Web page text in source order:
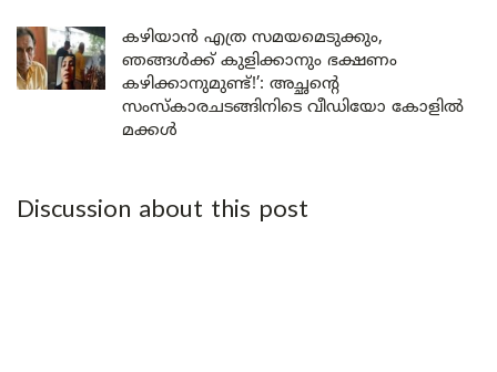
കഴിയാൻ എത്ര സമയമെടുക്കും,
ഞങ്ങൾക്ക് കുളിക്കാനും ഭക്ഷണം
കഴിക്കാനുമുണ്ട്!’: അച്ഛന്റെ
സംസ്കാരചടങ്ങിനിടെ വീഡിയോ കോളിൽ
മക്കൾ
Discussion about this post